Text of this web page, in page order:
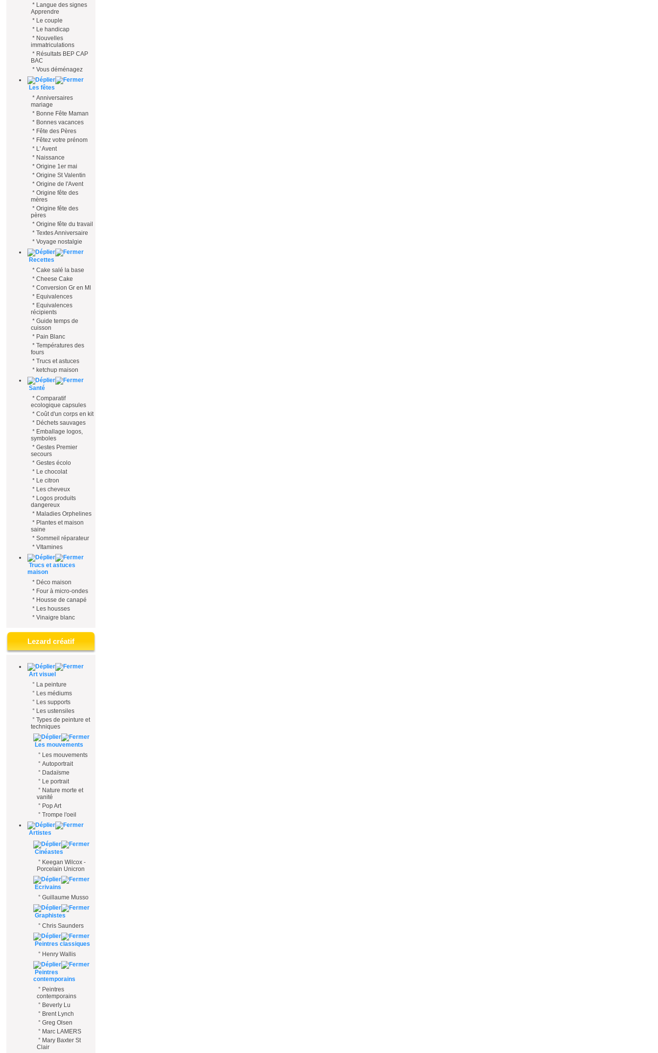
* Langue des signes
Apprendre
* Le couple
* Le handicap
* Nouvelles
immatriculations
* Résultats BEP CAP
BAC
* Vous déménagez
Les fêtes
* Anniversaires
mariage
* Bonne Fête Maman
* Bonnes vacances
* Fête des Pères
* Fêtez votre prénom
* L' Avent
* Naissance
* Origine 1er mai
* Origine St Valentin
* Origine de l'Avent
* Origine fête des
mères
* Origine fête des
pères
* Origine fête du travail
* Textes Anniversaire
* Voyage nostalgie
Recettes
* Cake salé la base
* Cheese Cake
* Conversion Gr en Ml
* Equivalences
* Equivalences
récipients
* Guide temps de
cuisson
* Pain Blanc
* Températures des
fours
* Trucs et astuces
* ketchup maison
Santé
* Comparatif
ecologique capsules
* Coût d'un corps en kit
* Déchets sauvages
* Emballage logos,
symboles
* Gestes Premier
secours
* Gestes écolo
* Le chocolat
* Le citron
* Les cheveux
* Logos produits
dangereux
* Maladies Orphelines
* Plantes et maison
saine
* Sommeil réparateur
* VItamines
Trucs et astuces
maison
* Déco maison
* Four à micro-ondes
* Housse de canapé
* Les housses
* Vinaigre blanc
Lezard créatif
Art visuel
° La peinture
° Les médiums
° Les supports
° Les ustensiles
° Types de peinture et
techniques
Les mouvements
° Les mouvements
° Autoportrait
° Dadaïsme
° Le portrait
° Nature morte et
vanité
° Pop Art
° Trompe l'oeil
Artistes
Cinéastes
° Keegan Wilcox -
Porcelain Unicron
Ecrivains
° Guillaume Musso
Graphistes
° Chris Saunders
Peintres classiques
° Henry Wallis
Peintres
contemporains
° Peintres
contemporains
° Beverly Lu
° Brent Lynch
° Greg Olsen
° Marc LAMERS
° Mary Baxter St
Clair